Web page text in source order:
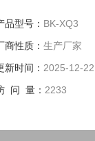
品型号： BK-XQ3
商性质： 生产厂家
新时间： 2025-12-22
问 量： 2233